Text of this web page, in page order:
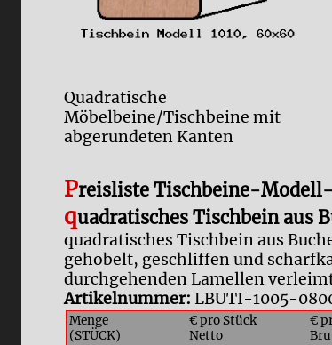
Quadratische
Möbelbeine/Tischbeine mit
abgerundeten Kanten
Preisliste Tischbeine-
quadratisches Tischbein aus
quadratisches Tischbein aus
gehobelt, geschliffen und
durchgehenden Lamellen
Artikelnummer: LBUTI-1005-
Menge
(STÜCK)
€ pro Stück
Netto
€